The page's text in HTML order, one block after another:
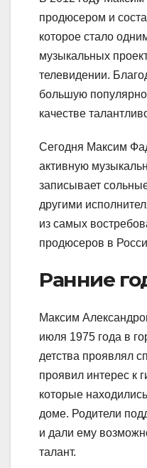
продюсером и
которое стало
музыкальных
телевидении.
большую
качестве
Сегодня Максим
активную
записывает
другими
из самых
продюсеров в
Ранние
Максим
июля 1975 года в
детства проявлял
проявил интерес к
которые
доме. Родители
и дали ему
талант.